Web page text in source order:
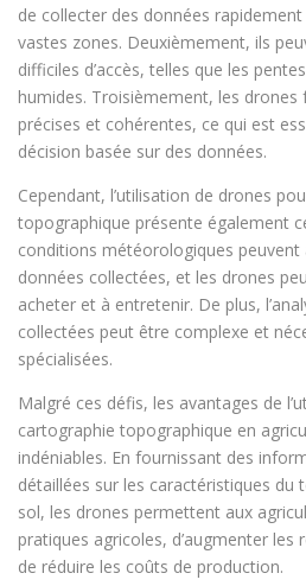
de collecter des données
vastes zones. Deuxièmement, ils
difficiles d’accès, telles que les
humides. Troisièmement, les drones
précises et cohérentes, ce qui est
décision basée sur des données.
Cependant, l’utilisation de drones
topographique présente également
conditions météorologiques peuvent
données collectées, et les drones
acheter et à entretenir. De plus,
collectées peut être complexe et
spécialisées.
Malgré ces défis, les avantages de
cartographie topographique en
indéniables. En fournissant des
détaillées sur les caractéristiques du
sol, les drones permettent aux
pratiques agricoles, d’augmenter
de réduire les coûts de production.